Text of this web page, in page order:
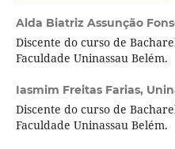
Alda Biatriz Assunção
Discente do curso de
Faculdade Uninassau Belém.
Iasmim Freitas Farias,
Discente do curso de
Faculdade Uninassau Belém.